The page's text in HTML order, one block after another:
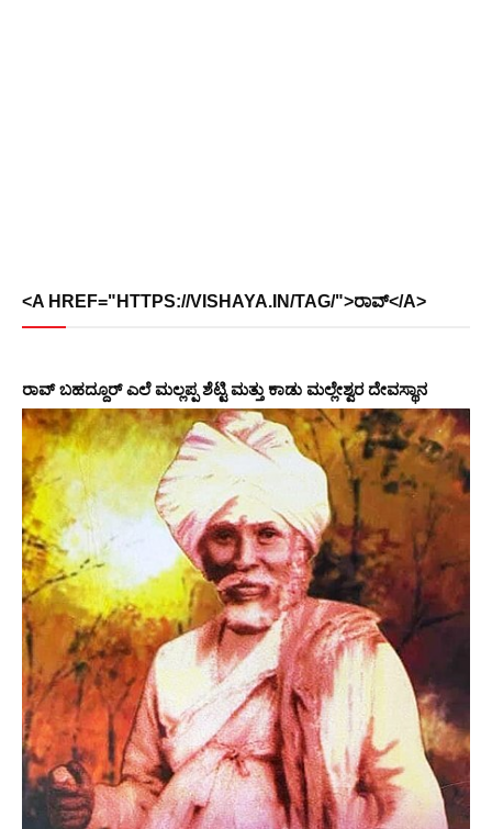
<A HREF="HTTPS://VISHAYA.IN/TAG/">ರಾವ್</A>
ರಾವ್ ಬಹದ್ದೂರ್ ಎಲೆ ಮಲ್ಲಪ್ಪ ಶೆಟ್ಟಿ ಮತ್ತು ಕಾಡು ಮಲ್ಲೇಶ್ವರ ದೇವಸ್ಥಾನ